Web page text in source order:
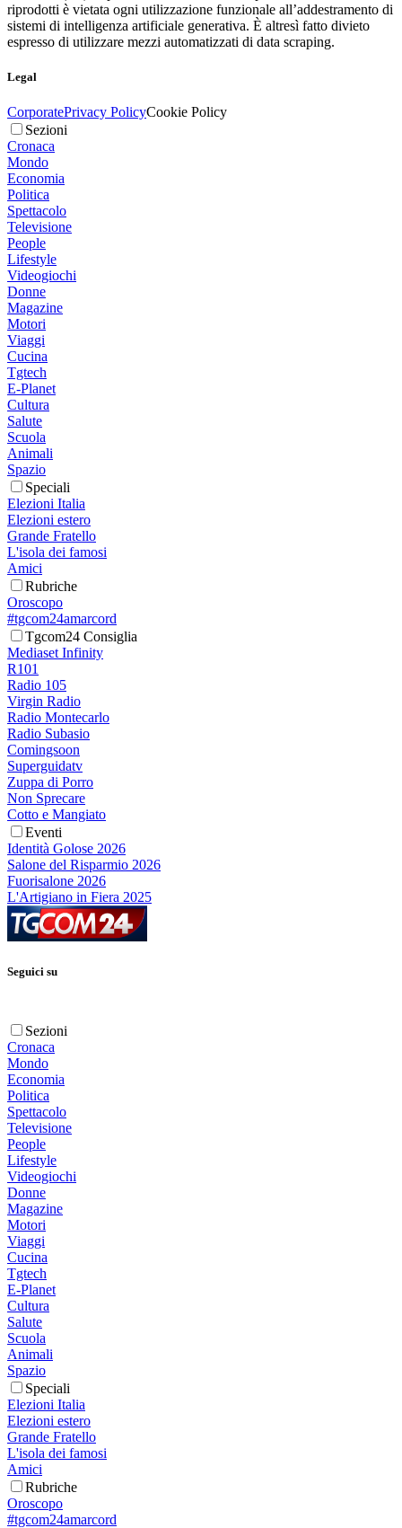
riprodotti è vietata ogni utilizzazione funzionale all’addestramento di
sistemi di intelligenza artificiale generativa. È altresì fatto divieto
espresso di utilizzare mezzi automatizzati di data scraping.
Legal
CorporatePrivacy PolicyCookie Policy
Sezioni
Cronaca
Mondo
Economia
Politica
Spettacolo
Televisione
People
Lifestyle
Videogiochi
Donne
Magazine
Motori
Viaggi
Cucina
Tgtech
E-Planet
Cultura
Salute
Scuola
Animali
Spazio
Speciali
Elezioni Italia
Elezioni estero
Grande Fratello
L'isola dei famosi
Amici
Rubriche
Oroscopo
#tgcom24amarcord
Tgcom24 Consiglia
Mediaset Infinity
R101
Radio 105
Virgin Radio
Radio Montecarlo
Radio Subasio
Comingsoon
Superguidatv
Zuppa di Porro
Non Sprecare
Cotto e Mangiato
Eventi
Identità Golose 2026
Salone del Risparmio 2026
Fuorisalone 2026
L'Artigiano in Fiera 2025
Seguici su
Sezioni
Cronaca
Mondo
Economia
Politica
Spettacolo
Televisione
People
Lifestyle
Videogiochi
Donne
Magazine
Motori
Viaggi
Cucina
Tgtech
E-Planet
Cultura
Salute
Scuola
Animali
Spazio
Speciali
Elezioni Italia
Elezioni estero
Grande Fratello
L'isola dei famosi
Amici
Rubriche
Oroscopo
#tgcom24amarcord